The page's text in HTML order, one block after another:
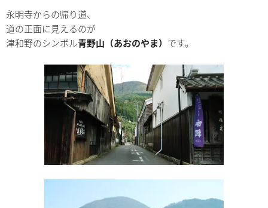
永明寺からの帰り道、
道の正面に見えるのが
津和野のシンボル青野山（あおのやま） です。